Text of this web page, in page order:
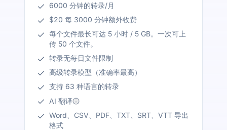
6000 分钟的转录/月
$20 每 3000 分钟额外收费
每个文件最长可达 5 小时 / 5 GB。一次可上
传 50 个文件。
转录无每日文件限制
高级转录模型（准确率最高）
支持 63 种语言的转录
AI 翻译
Word、CSV、PDF、TXT、SRT、VTT 导出
格式